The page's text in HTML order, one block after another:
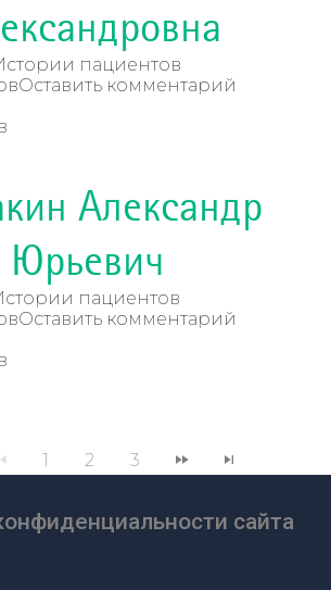
пациентов
Оставить комментарий
Александр
Юрьевич
пациентов
Оставить комментарий
1 2 3
сайта